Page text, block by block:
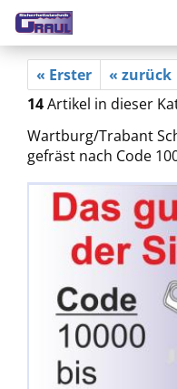
« Erster « zurück
14Artikel in dieser
Wartburg/Trabant
gefräst nach Code